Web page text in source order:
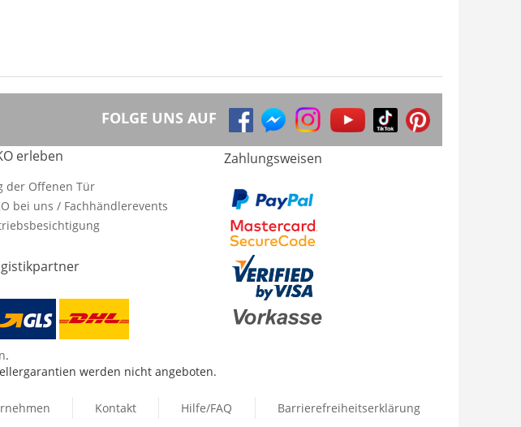
FOLGE UNS AUF
erleben
der Offenen Tür
bei uns / Fachhändlerevents
Zahlungsweisen
.
werden nicht angeboten.
Kontakt Hilfe/FAQ Barrierefreiheitserklärung